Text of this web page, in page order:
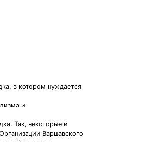
в котором нуждается
и
Так, некоторые и
Варшавского